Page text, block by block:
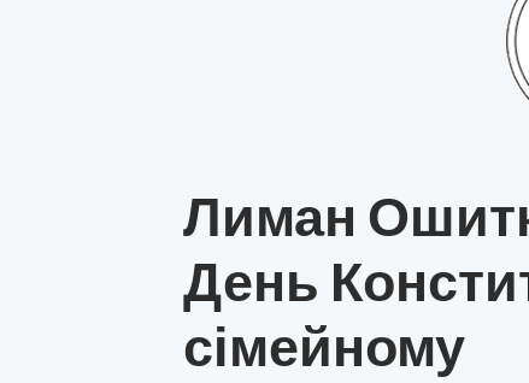
Лиман
День
сімейному